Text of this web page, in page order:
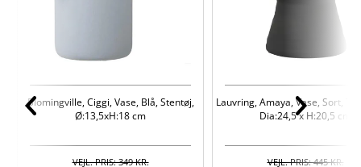
Blomingville, Ciggi, Vase, Blå, Stentøj,
Ø:13,5xH:18 cm
VEJL. PRIS: 349 KR.
Lauvring, Amaya, Vase, Sort,
Dia:24,5 x H:20,5 cm
VEJL. PRIS: 445 KR.